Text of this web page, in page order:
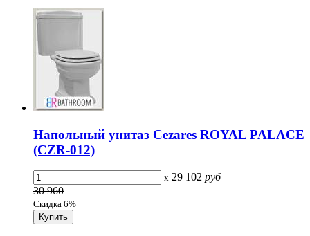
Напольный унитаз Cezares ROYAL PALACE
(CZR-012)
x 29 102 руб
30 960
Скидка 6%